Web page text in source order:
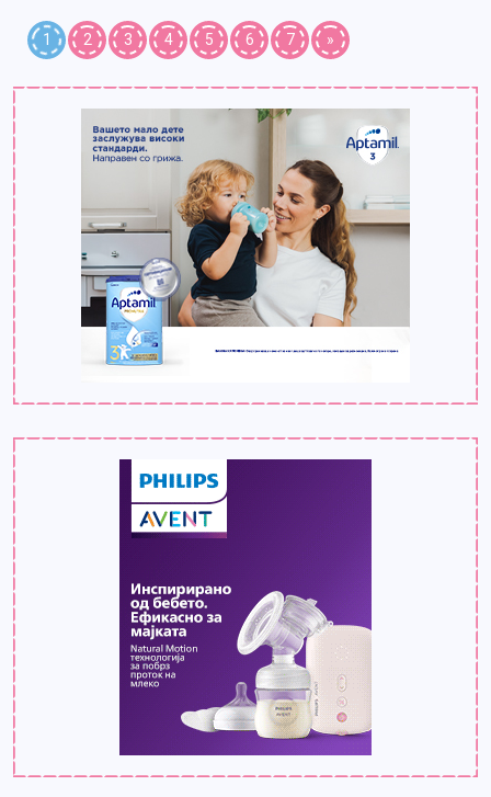
1 2 3 4 5 6 7 »